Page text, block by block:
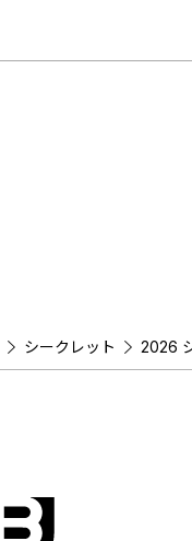
シークレット 2026